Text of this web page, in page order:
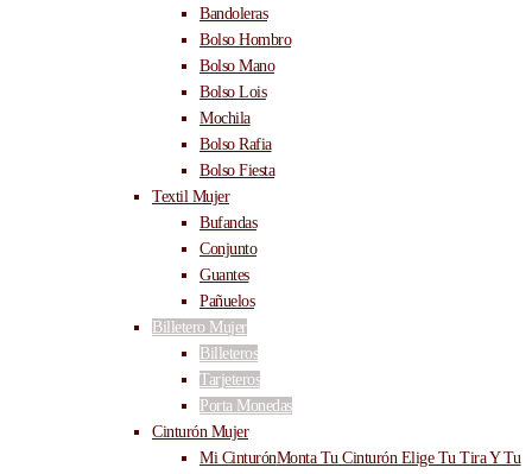
Bandoleras
Bolso Hombro
Bolso Mano
Bolso Lois
Mochila
Bolso Rafia
Bolso Fiesta
Textil Mujer
Bufandas
Conjunto
Guantes
Pañuelos
Billetero Mujer
Billeteros
Tarjeteros
Porta Monedas
Cinturón Mujer
Mi CinturónMonta Tu Cinturón Elige Tu Tira Y Tu